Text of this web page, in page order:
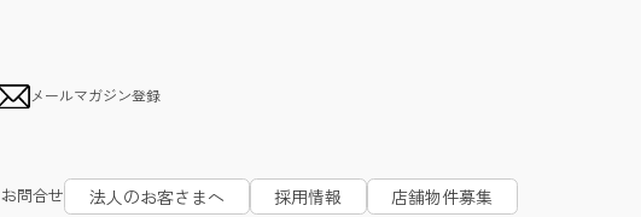
メールマガジン登録
お問合せ 法人のお客さまへ 採用情報 店舗物件募集